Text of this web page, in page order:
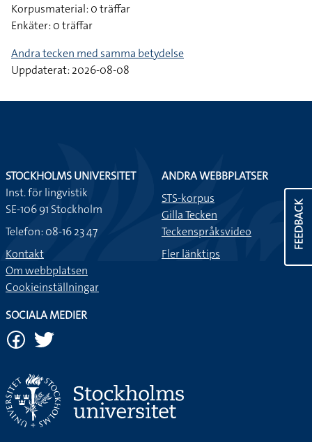
Korpusmaterial: 0 träffar
Enkäter: 0 träffar
Andra tecken med samma betydelse
Uppdaterat: 2026-08-08
FEEDBACK
STOCKHOLMS UNIVERSITET
Inst. för lingvistik
SE-106 91 Stockholm
Telefon: 08-16 23 47
Kontakt
Om webbplatsen
Cookieinställningar
ANDRA WEBBPLATSER
STS-korpus
Gilla Tecken
Teckenspråksvideo
Fler länktips
SOCIALA MEDIER